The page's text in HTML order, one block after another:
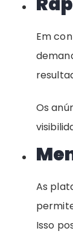
Em
Os
As
Isso